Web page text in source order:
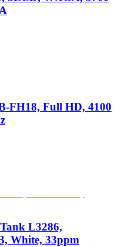
FH18, Full HD, 4100
L3286,
White, 33ppm